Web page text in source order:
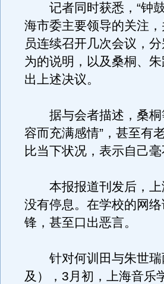
记者同时获悉，“钟鼓
海市委主要领导的关注
员连续召开几次会议，
为的说明，以及桑桐、
出上述决议。
据与会者描述，桑桐
容而充满感情”，甚至有
比当下状况，表示自己毫
本报报道刊发后，上
没有停息。在学校的网
锋，甚至口出恶言。
针对何训田与朱世瑞
及），3月初，上海音乐